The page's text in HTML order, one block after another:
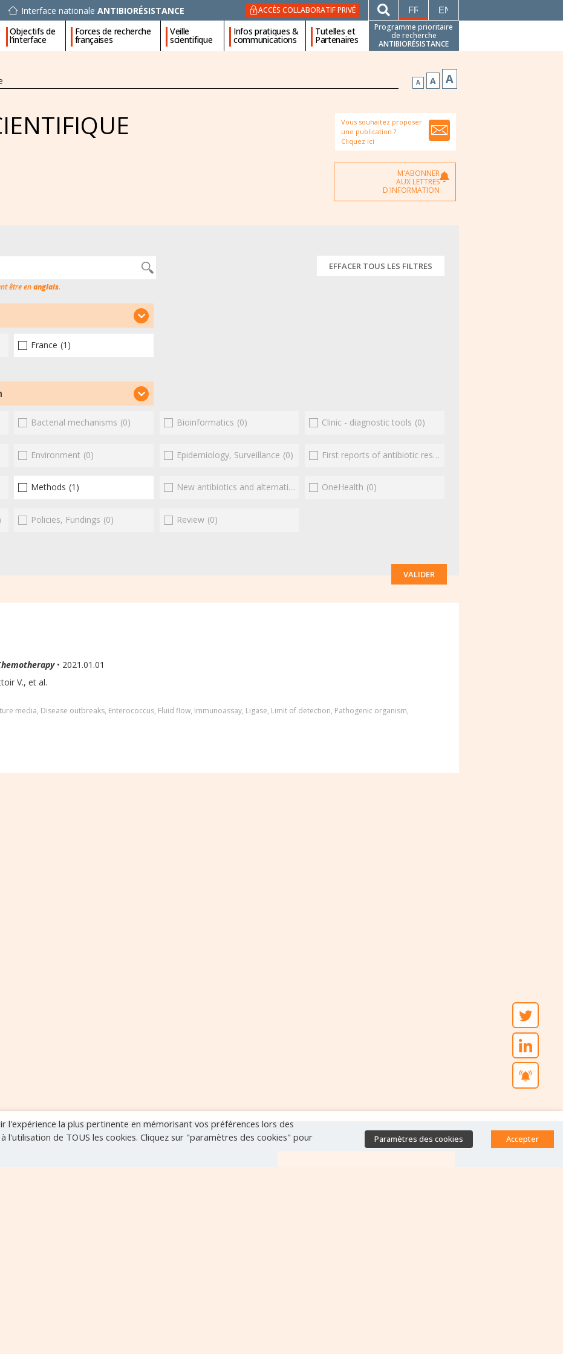
Interface nationale ANTIBIORÉSISTANCE ACCÈS COLLABORATIF PRIVÉ FRANÇAISENGLISH
Objectifs de
l’interface
Forces de recherche
françaises
Veille
scientifique
Infos pratiques &
communications
Tutelles et
Partenaires
Programme prioritaire
de recherche
ANTIBIORÉSISTANCE
A A A
Vous souhaitez proposer
une publication ?
Cliquez ici
M'ABONNER
AUX LETTRES
D'INFORMATION
être enanglais.
EFFACER TOUS LES FILTRES
France (1)
Bacterial mechanisms (0) Bioinformatics (0) Clinic - diagnostic tools (0)
Environment (0) Epidemiology, Surveillance (0) First reports of antibiotic resistance
Methods (1) New antibiotics and alternatives (0) OneHealth (0)
Policies, Fundings (0) Review (0)
VALIDER
• 2021.01.01
V., et al.
media, Disease outbreaks, Enterococcus, Fluid flow, Immunoassay, Ligase, Limit of detection, Pathogenic organism,
la plus pertinente en mémorisant vos préférences lors des
l'utilisation de TOUS les cookies. Cliquez sur "paramètres des cookies" pour
Paramètres des cookies Accepter